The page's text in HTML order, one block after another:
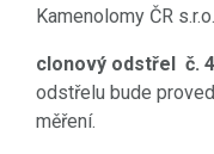
Kamenolomy ČR
clonový odstřel č.
odstřelu bude
měření.